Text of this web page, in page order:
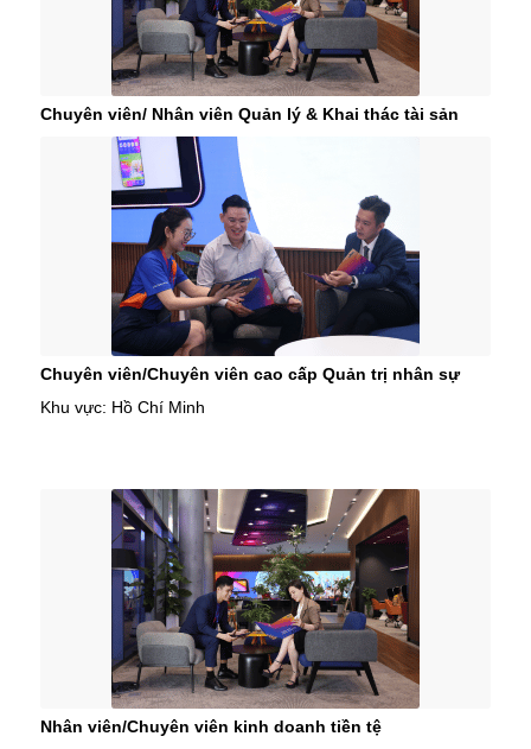
Chuyên viên/ Nhân viên Quản lý & Khai thác tài sản
Chuyên viên/Chuyên viên cao cấp Quản trị nhân sự
Khu vực: Hồ Chí Minh
Nhân viên/Chuyên viên kinh doanh tiền tệ